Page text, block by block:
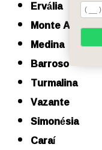
Ervália
Monte Alegre
Medina
Barroso
Turmalina
Vazante
Simonésia
Caraí